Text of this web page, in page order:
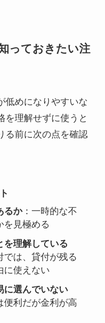
っておきたい注
低めになりやすいな
を理解せずに使うと
る前に次の点を確認
るか：一時的な不
を見極める
を理解している
では、貸付が残る
に使えない
に選んでいない
便利だが金利が高